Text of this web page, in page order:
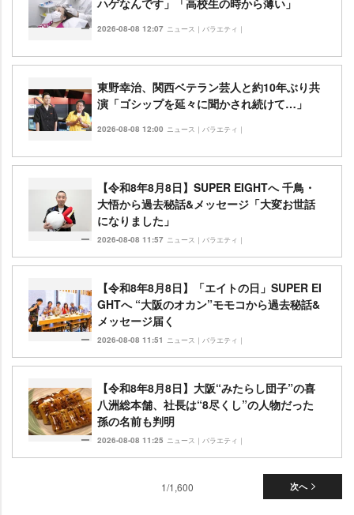
ハゲなんです」「高校生の時から薄い」
2026-08-08 12:07 ニュース｜バラエティ｜
東野幸治、関西ベテラン芸人と約10年ぶり共
演「ゴシップを延々に聞かされ続けて…」
2026-08-08 12:00 ニュース｜バラエティ｜
【令和8年8月8日】SUPER EIGHTへ 千鳥・
大悟から過去秘話&メッセージ「大変お世話
になりました」
2026-08-08 11:57 ニュース｜バラエティ｜
【令和8年8月8日】「エイトの日」SUPER EI
GHTへ “大阪のオカン”モモコから過去秘話&
メッセージ届く
2026-08-08 11:51 ニュース｜バラエティ｜
【令和8年8月8日】大阪“みたらし団子”の喜
八洲総本舗、社長は“8尽くし”の人物だった
孫の名前も判明
2026-08-08 11:25 ニュース｜バラエティ｜
次へ
1/1,600